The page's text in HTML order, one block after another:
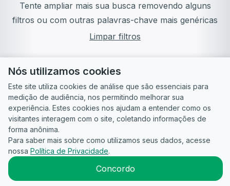
Tente ampliar mais sua busca removendo alguns
filtros ou com outras palavras-chave mais genéricas
Limpar filtros
Guia do
Candidato
Para
empresas
Política de
Privacidade
Termos
2026CandidataAI
Nós utilizamos cookies
Este site utiliza cookies de análise que são essenciais para
medição de audiência, nos permitindo melhorar sua
experiência. Estes cookies nos ajudam a entender como os
visitantes interagem com o site, coletando informações de
forma anônima.
Para saber mais sobre como utilizamos seus dados, acesse
nossa Política de Privacidade.
Concordo